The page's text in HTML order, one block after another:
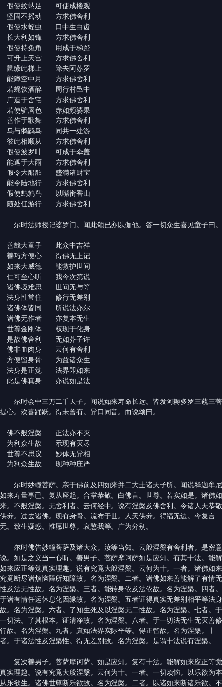
假使蚊蚋足 可使成楼观
坚固不摇动 方求佛舍利
假使水蛭虫 口中生白齿
长大利如锋 方求佛舍利
假使持兔角 用成于梯蹬
可升上天宫 方求佛舍利
鼠缘此梯上 除去阿苏罗
能障空中月 方求佛舍利
若蝇饮酒醉 周行村邑中
广造于舍宅 方求佛舍利
若使驴唇色 赤如频婆果
善作于歌舞 方求佛舍利
乌与鸺鹠鸟 同共一处游
彼此相顺从 方求佛舍利
假使波罗叶 可成于伞盖
能遮于大雨 方求佛舍利
假令大船舶 盛满诸财宝
能令陆地行 方求佛舍利
假使鹪鹩鸟 以嘴衔香山
随处任游行 方求佛舍利
尔时法师授记婆罗门。闻此颂已亦以伽他。答一切众生喜见童子曰。
善哉大童子 此众中吉祥
善巧方便心 得佛无上记
如来大威德 能救护世间
仁可至心听 我今次第说
诸佛境难思 世间无与等
法身性常住 修行无差别
诸佛体皆同 所说法亦尔
诸佛无作者 亦复本无生
世尊金刚体 权现于化身
是故佛舍利 无如芥子许
佛非血肉身 云何有舍利
方便留身骨 为益诸众生
法身是正觉 法界即如来
此是佛真身 亦说如是法
尔时会中三万二千天子。闻说如来寿命长远。皆发阿耨多罗三藐三菩
提心。欢喜踊跃。得未曾有。异口同音。而说颂曰。
佛不般涅槃 正法亦不灭
为利众生故 示现有灭尽
世尊不思议 妙体无异相
为利众生故 现种种庄严
尔时妙幢菩萨。亲于佛前及四如来并二大士诸天子所。闻说释迦牟尼
如来寿量事已。复从座起。合掌恭敬。白佛言。世尊。若实如是。诸佛如
来。不般涅槃。无舍利者。云何经中。说有涅槃及佛舍利。令诸人天恭敬
供养。过去诸佛。现有身骨。流布于世。人天供养。得福无边。今复言
无。致生疑惑。惟愿世尊。哀愍我等。广为分别。
尔时佛告妙幢菩萨及诸大众。汝等当知。云般涅槃有舍利者。是密意
说。如是之义当一心听。善男子。菩萨摩诃萨如是应知。有其十法。能解
如来应正等觉真实理趣。说有究竟大般涅槃。云何为十。一者。诸佛如来
究竟断尽诸烦恼障所知障故。名为涅槃。二者。诸佛如来善能解了有情无
性及法无性故。名为涅槃。三者。能转身依及法依故。名为涅槃。四者。
于诸有情任运休息化因缘故。名为涅槃。五者证得真实无差别相平等法身
故。名为涅槃。六者。了知生死及以涅槃无二性故。名为涅槃。七者。于
一切法。了其根本。证清净故。名为涅槃。八者。于一切法无生无灭善修
行故。名为涅槃。九者。真如法界实际平等。得正智故。名为涅槃。十
者。于诸法性及涅槃性。得无差别故。名为涅槃。是谓十法说有涅槃。
复次善男子。菩萨摩诃萨。如是应知。复有十法。能解如来应正等觉
真实理趣。说有究竟大般涅槃。云何为十。一者。一切烦恼。以乐欲为本
从乐欲生。诸佛世尊断乐欲故。名为涅槃。二者。以诸如来断诸乐欲。不